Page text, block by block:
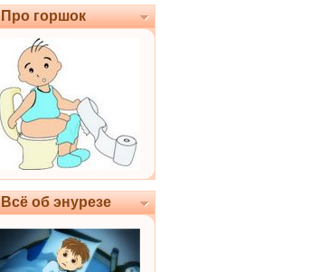
Про горшок
Всё об энурезе